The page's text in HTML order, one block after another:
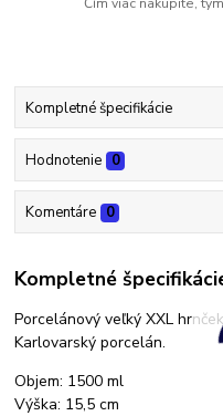
Čím viac nakúpite,
Kompletné špecifikácie
Hodnotenie 0
Komentáre 0
Kompletné
Porcelánový veľký XXL
Karlovarský porcelán.
Objem: 1500 ml
Výška: 15,5 cm